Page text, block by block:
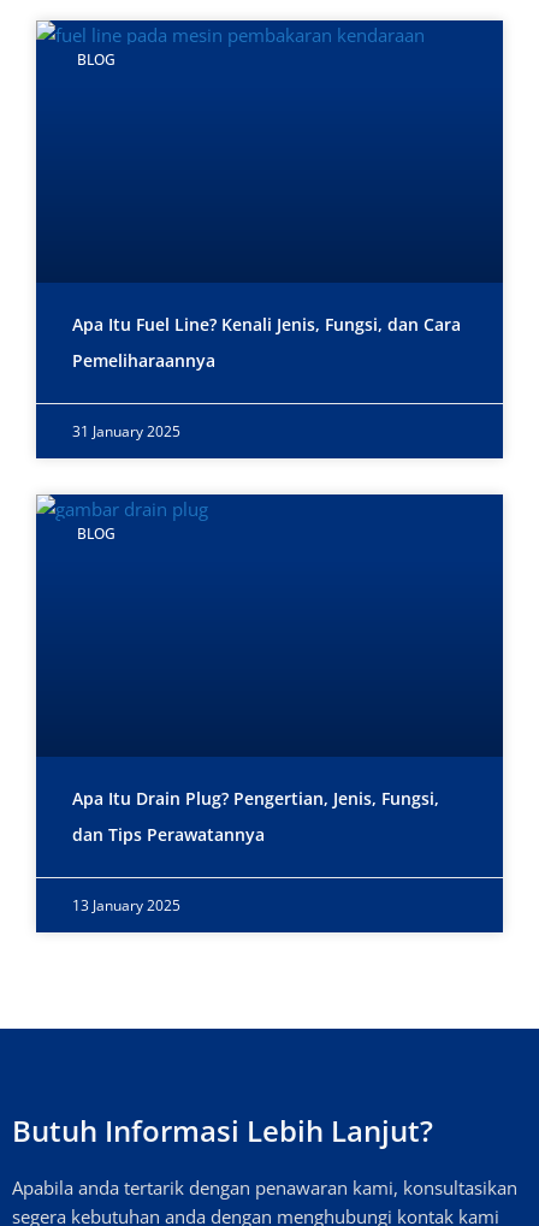
BLOG
Apa Itu Fuel Line? Kenali Jenis, Fungsi, dan Cara
Pemeliharaannya
31 January 2025
BLOG
Apa Itu Drain Plug? Pengertian, Jenis, Fungsi,
dan Tips Perawatannya
13 January 2025
Butuh Informasi Lebih Lanjut?
Apabila anda tertarik dengan penawaran kami, konsultasikan
segera kebutuhan anda dengan menghubungi kontak kami